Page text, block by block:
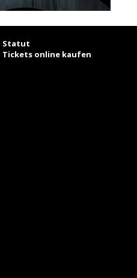
Statut
Tickets online kaufen